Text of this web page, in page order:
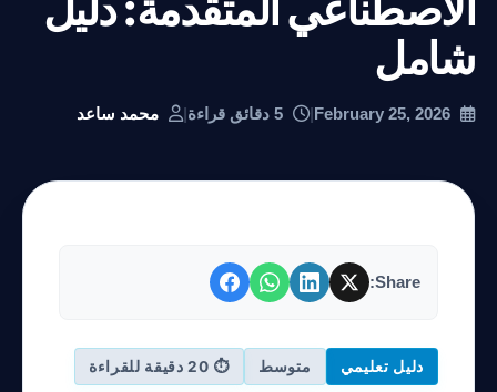
شامل
|
| محمد ساعد
Share:
دليل تعليمي متوسط ⏱ 20 دقيقة للقراءة